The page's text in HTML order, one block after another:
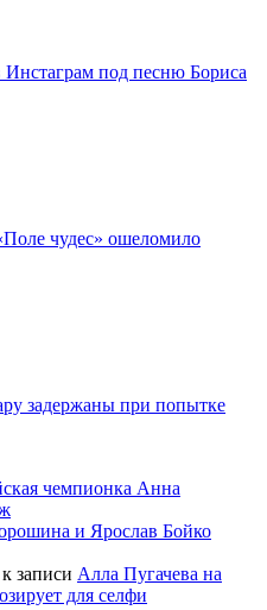
под песню Бориса
чудес» ошеломило
задержаны при попытке
чемпионка Анна
и Ярослав Бойко
к записи Алла Пугачева на
для селфи